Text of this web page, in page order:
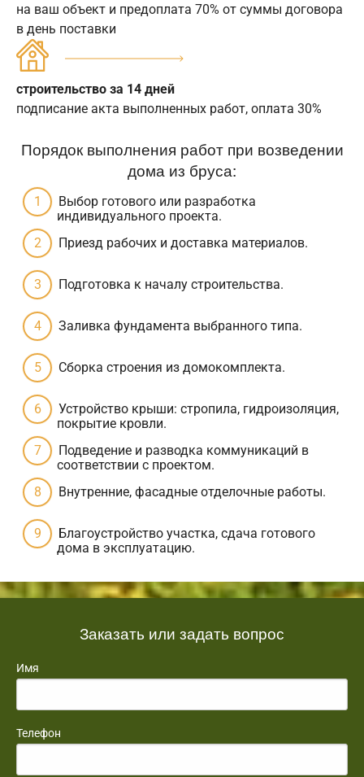
на ваш объект и предоплата 70% от суммы договора
в день поставки
строительство за 14 дней
подписание акта выполненных работ, оплата 30%
Порядок выполнения работ при возведении
дома из бруса:
Выбор готового или разработка
индивидуального проекта.
Приезд рабочих и доставка материалов.
Подготовка к началу строительства.
Заливка фундамента выбранного типа.
Сборка строения из домокомплекта.
Устройство крыши: стропила, гидроизоляция,
покрытие кровли.
Подведение и разводка коммуникаций в
соответствии с проектом.
Внутренние, фасадные отделочные работы.
Благоустройство участка, сдача готового
дома в эксплуатацию.
Заказать или задать вопрос
Имя
Телефон